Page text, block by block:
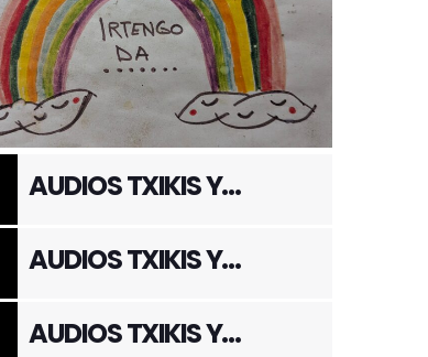
AUDIOS TXIKIS Y
AUDIOS TXIKIS Y
AUDIOS TXIKIS Y